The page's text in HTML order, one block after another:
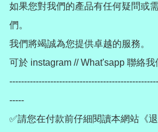
如果您對我們的產品有任何疑問或
們。
我們將竭誠為您提供卓越的服務。
可於 instagram // What'sapp 聯絡我
-----
✅請您在付款前仔細閱讀本網站《